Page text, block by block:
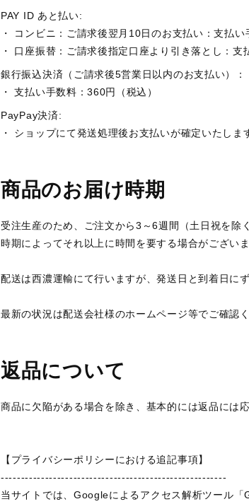
PAY ID あと払い:
・ コンビニ：ご請求後翌月10日のお支払い：支払い
・ 口座振替：ご請求後指定口座より引き落とし：支
銀行振込決済（ご請求後5営業日以内のお支払い）：
・ 支払い手数料：360円（税込）
PayPay決済:
・ ショップにて発送処理後お支払いが確定いたしま
商品のお届け時期
受注生産のため、ご注文から3～6週間（土日祝を除
時期によってそれ以上に時間を要する場合がござい
配送は西濃運輸にて行いますが、発送日と到着日に
最新の状況は配送会社様のホームページ等でご確認
返品について
商品に欠陥がある場合を除き、基本的には返品には応
【プライバシーポリシーにおける追記事項】
--------------------------------------------------------
当サイトでは、Googleによるアクセス解析ツール「